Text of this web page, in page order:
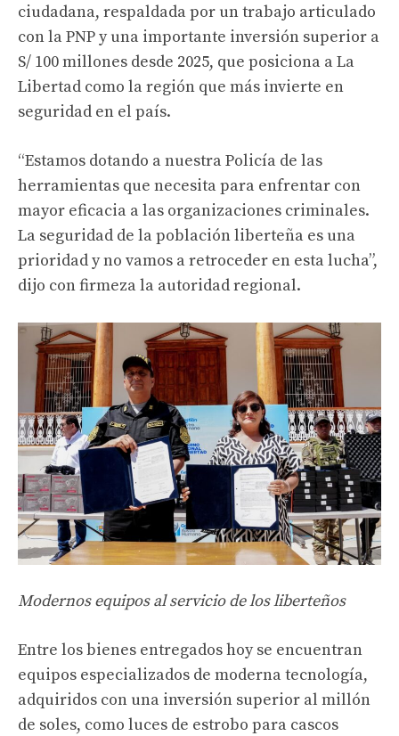
ciudadana, respaldada por un trabajo articulado
con la PNP y una importante inversión superior a
S/ 100 millones desde 2025, que posiciona a La
Libertad como la región que más invierte en
seguridad en el país.
“Estamos dotando a nuestra Policía de las
herramientas que necesita para enfrentar con
mayor eficacia a las organizaciones criminales.
La seguridad de la población liberteña es una
prioridad y no vamos a retroceder en esta lucha”,
dijo con firmeza la autoridad regional.
Modernos equipos al servicio de los liberteños
Entre los bienes entregados hoy se encuentran
equipos especializados de moderna tecnología,
adquiridos con una inversión superior al millón
de soles, como luces de estrobo para cascos